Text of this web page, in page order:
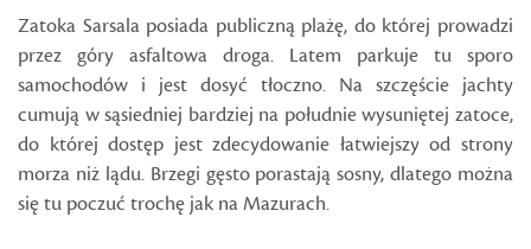
Zatoka Sarsala posiada publiczną plażę, do której prowadzi
przez góry asfaltowa droga. Latem parkuje tu sporo
samochodów i jest dosyć tłoczno. Na szczęście jachty
cumują w sąsiedniej bardziej na południe wysuniętej zatoce,
do której dostęp jest zdecydowanie łatwiejszy od strony
morza niż lądu. Brzegi gęsto porastają sosny, dlatego można
się tu poczuć trochę jak na Mazurach.